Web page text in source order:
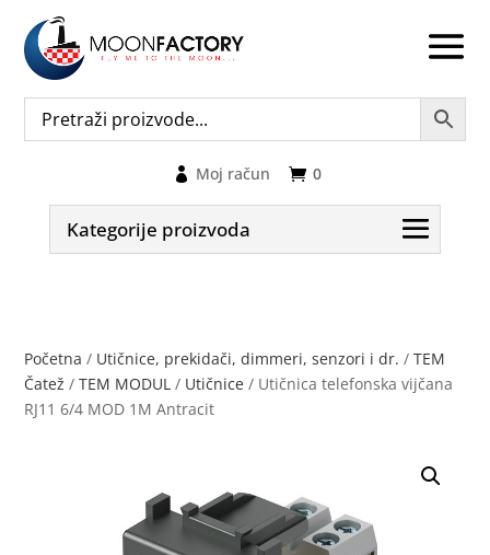
0
Moj račun
Kategorije proizvoda
Početna / Utičnice, prekidači, dimmeri, senzori i dr. /TEM
Čatež /TEM MODUL / Utičnice / Utičnica telefonska vijčana
RJ11 6/4 MOD 1M Antracit